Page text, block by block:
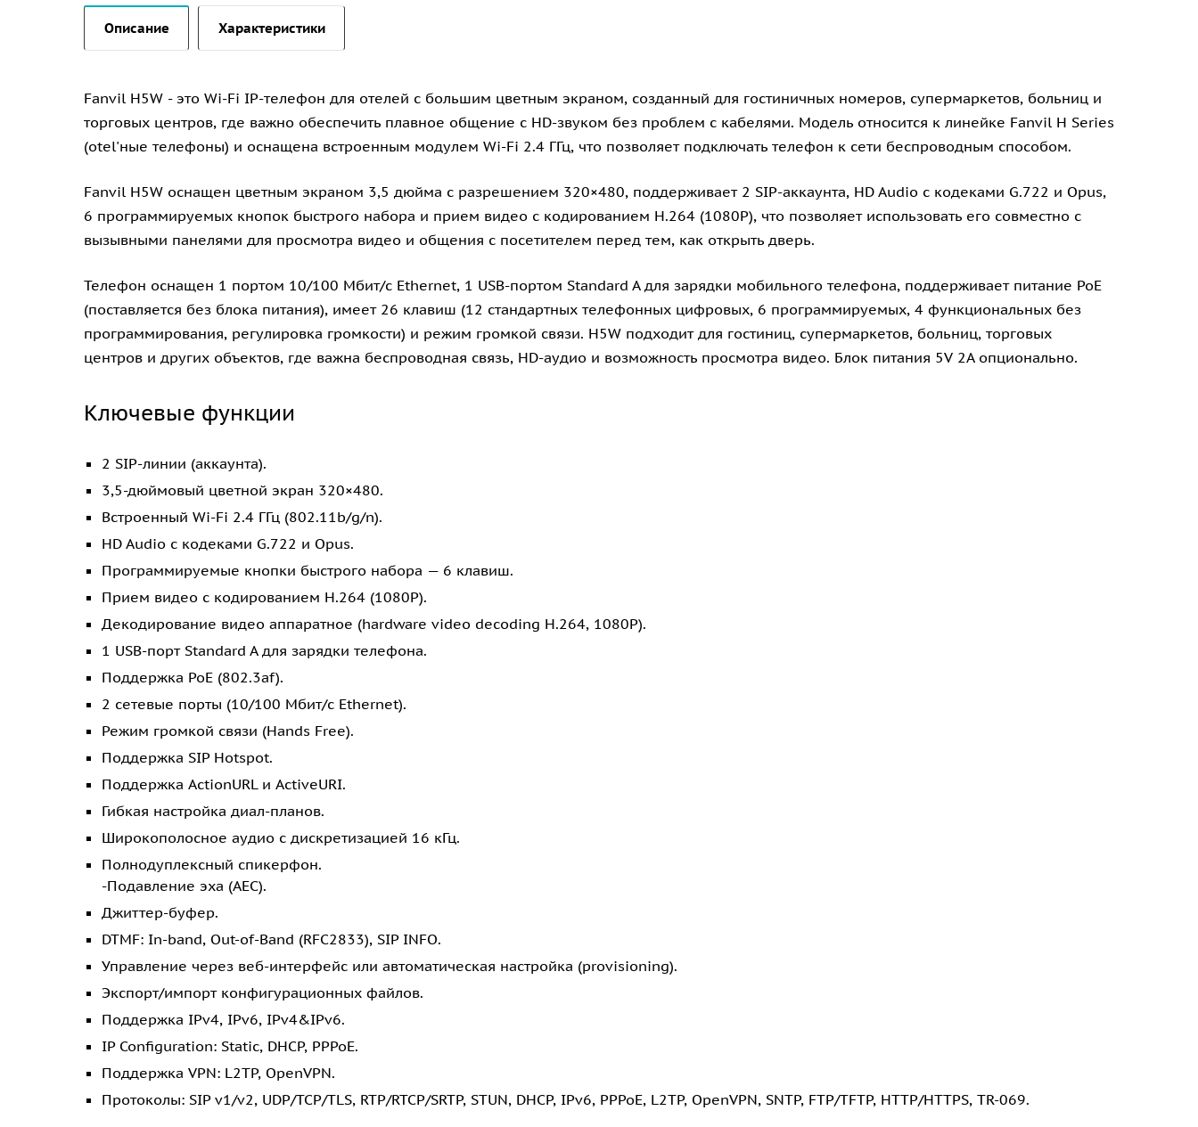
Описание Характеристики
Fanvil H5W - это Wi-Fi IP-телефон для отелей с большим цветным экраном, созданный для гостиничных номеров, супермаркетов, больниц и
торговых центров, где важно обеспечить плавное общение с HD-звуком без проблем с кабелями. Модель относится к линейке Fanvil H Series
(otel'ные телефоны) и оснащена встроенным модулем Wi-Fi 2.4 ГГц, что позволяет подключать телефон к сети беспроводным способом.
Fanvil H5W оснащен цветным экраном 3,5 дюйма с разрешением 320×480, поддерживает 2 SIP-аккаунта, HD Audio с кодеками G.722 и Opus,
6 программируемых кнопок быстрого набора и прием видео с кодированием H.264 (1080P), что позволяет использовать его совместно с
вызывными панелями для просмотра видео и общения с посетителем перед тем, как открыть дверь.
Телефон оснащен 1 портом 10/100 Мбит/с Ethernet, 1 USB-портом Standard A для зарядки мобильного телефона, поддерживает питание PoE
(поставляется без блока питания), имеет 26 клавиш (12 стандартных телефонных цифровых, 6 программируемых, 4 функциональных без
программирования, регулировка громкости) и режим громкой связи. H5W подходит для гостиниц, супермаркетов, больниц, торговых
центров и других объектов, где важна беспроводная связь, HD-аудио и возможность просмотра видео. Блок питания 5V 2A опционально.
Ключевые функции
2 SIP-линии (аккаунта).
3,5-дюймовый цветной экран 320×480.
Встроенный Wi-Fi 2.4 ГГц (802.11b/g/n).
HD Audio с кодеками G.722 и Opus.
Программируемые кнопки быстрого набора — 6 клавиш.
Прием видео с кодированием H.264 (1080P).
Декодирование видео аппаратное (hardware video decoding H.264, 1080P).
1 USB-порт Standard A для зарядки телефона.
Поддержка PoE (802.3af).
2 сетевые порты (10/100 Мбит/с Ethernet).
Режим громкой связи (Hands Free).
Поддержка SIP Hotspot.
Поддержка ActionURL и ActiveURI.
Гибкая настройка диал-планов.
Широкополосное аудио с дискретизацией 16 кГц.
Полнодуплексный спикерфон.
-Подавление эха (AEC).
Джиттер-буфер.
DTMF: In-band, Out-of-Band (RFC2833), SIP INFO.
Управление через веб-интерфейс или автоматическая настройка (provisioning).
Экспорт/импорт конфигурационных файлов.
Поддержка IPv4, IPv6, IPv4&IPv6.
IP Configuration: Static, DHCP, PPPoE.
Поддержка VPN: L2TP, OpenVPN.
Протоколы: SIP v1/v2, UDP/TCP/TLS, RTP/RTCP/SRTP, STUN, DHCP, IPv6, PPPoE, L2TP, OpenVPN, SNTP, FTP/TFTP, HTTP/HTTPS, TR-069.